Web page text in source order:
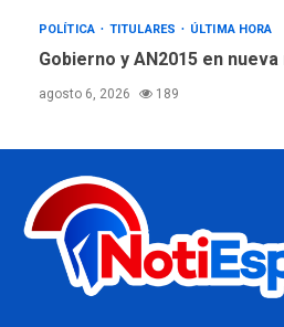
POLÍTICA TITULARES ÚLTIMA HORA
Gobierno y AN2015 en
agosto 6, 2026 189